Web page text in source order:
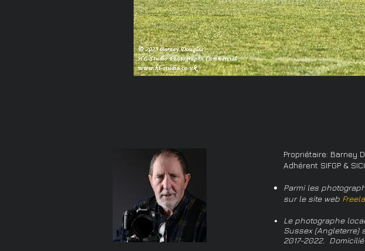
Propriétaire: Barney
Adhérent SIFGP &
Parmi les
sur le site web
Le photographe
Sussex (Angleterre)
2017-2022.